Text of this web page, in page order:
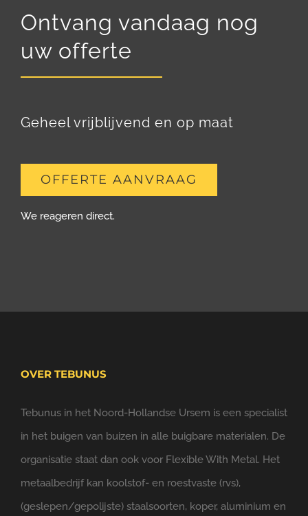
Ontvang vandaag nog
uw offerte
Geheel vrijblijvend en op maat
OFFERTE AANVRAAG
We reageren direct.
OVER TEBUNUS
Tebunus in het Noord-Hollandse Ursem is een specialist
in het buigen van buizen in alle buigbare materialen. De
organisatie staat dan ook voor Flexible With Metal. Het
metaalbedrijf kan koolstof- en roestvaste (rvs),
(geslepen/gepolijste) staalsoorten, koper, aluminium en